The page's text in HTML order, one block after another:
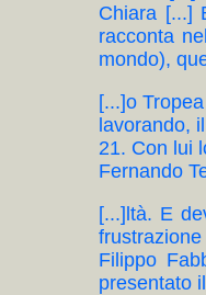
Chiara [...]
racconta
mondo),
[...]o
lavorando,
21. Con lui
Fernando
[...]ltà. E
Filippo
presentato